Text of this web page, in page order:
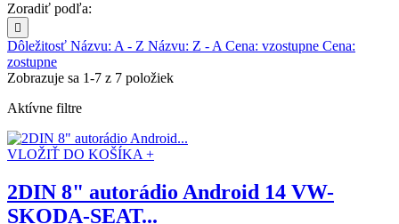
Zoradiť podľa:

Dôležitosť Názvu: A - Z Názvu: Z - ACena: vzostupne Cena:
zostupne
Zobrazuje sa 1-7 z 7 položiek
Aktívne filtre
VLOŽIŤ DO KOŠÍKA +
2DIN 8" autorádio Android 14 VW-
SKODA-SEAT...